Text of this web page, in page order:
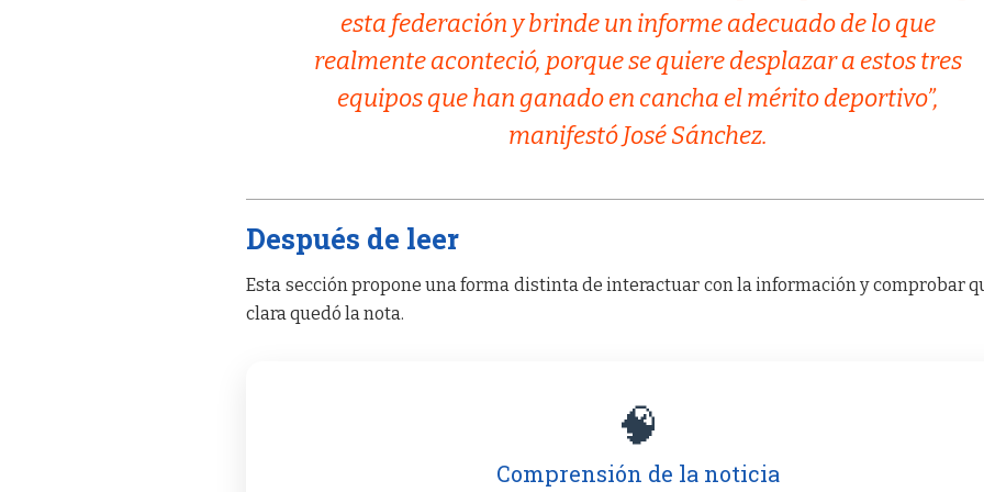
esta federación y brinde un informe adecuado de lo que
realmente aconteció, porque se quiere desplazar a estos tres
equipos que han ganado en cancha el mérito deportivo”,
manifestó José Sánchez.
Después de leer
Esta sección propone una forma distinta de interactuar con la información y comprobar
clara quedó la nota.
🧠
Comprensión de la noticia